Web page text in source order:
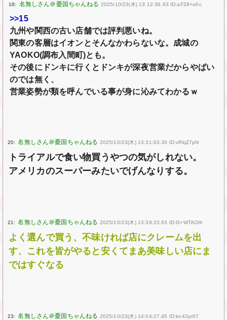
18: 2025/10/23(木) 13:12:36.63 ID:aFZ8+o0c
>>15
九州や関西の古い店舗では評判悪いね。
関東の客層はイオンとそんなかわらないな。成城の
YAOKO(調布入間町)とも。
その後にドンキに行くとドンキが深夜営業だからやばい
のでは無く、
営業姿勢が類を呼んでいる事が身に沁みてわかるｗ
20: 2025/10/23(木) 13:31:03.30 ID:vRkjZ7pN
トライアルで食い物買うやつの気がしれない。
アメリカのスーパーみたいでげんなりする。
21: 2025/10/23(木) 13:39:23.63 ID:G+WTAOIh
よく選んで買う、不味ければ店にクレームを出
す、これを皆がやると安くてまあ美味しい店にま
ではすぐなる
23: 2025/10/23(木) 14:04:27.45 ID:kn42pr07